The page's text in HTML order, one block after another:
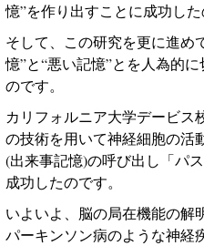
憶”を作り出すことに成功した
そして、この研究を更に進め
憶”と“悪い記憶”とを人為的
のです。
カリフォルニア大学デービス
の技術を用いて神経細胞の活
(出来事記憶)の呼び出し「パ
成功したのです。
いよいよ、脳の局在機能の解
パーキンソン病のような神経